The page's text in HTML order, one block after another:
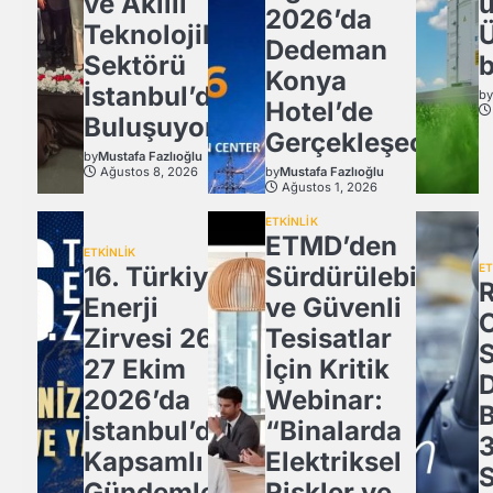
Teknolojiler
Sektörü
İstanbul’da
Buluşuyor!
byMustafa Fazlıoğlu
Ağustos 8, 2026
2026’da
Dedeman
Konya
Hotel’de
Gerçekleşecek
byMustafa Fazlıoğlu
Ağustos 1, 2026
by
ETKİNLİK
16. Türkiye
Enerji
Zirvesi 26-
27 Ekim
2026’da
İstanbul’da
Kapsamlı
ETKİNLİK
ETMD’den
Sürdürülebilir
ve Güvenli
Tesisatlar
İçin Kritik
Webinar:
“Binalarda
Elektriksel